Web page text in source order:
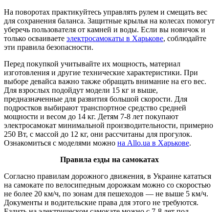
На поворотах практикуйтесь управлять рулем и смещать вес
для сохранения баланса. Защитные крылья на колесах помогут
уберечь пользователя от камней и воды. Если вы новичок и
только осваиваете электросамокаты в Харькове, соблюдайте
эти правила безопасности.
Перед покупкой учитывайте их мощность, материал
изготовления и другие технические характеристики. При
выборе девайса важно также обращать внимание на его вес.
Для взрослых подойдут модели 15 кг и выше,
предназначенные для развития большой скорости. Для
подростков выбирают транспортное средство средней
мощности и весом до 14 кг. Детям 7-8 лет покупают
электросамокат минимальной производительности, примерно
250 Вт, с массой до 12 кг, они рассчитаны для прогулок.
Ознакомиться с моделями можно на Allo.ua в Харькове.
Правила езды на самокатах
Согласно правилам дорожного движения, в Украине кататься
на самокате по велосипедным дорожкам можно со скоростью
не более 20 км/ч, по зонам для пешеходов ― не выше 5 км/ч.
Документы и водительские права для этого не требуются.